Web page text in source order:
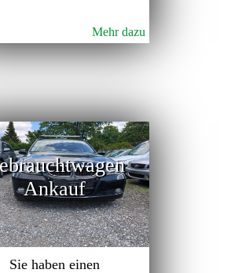
Mehr dazu
Ankauf
Sie haben einen